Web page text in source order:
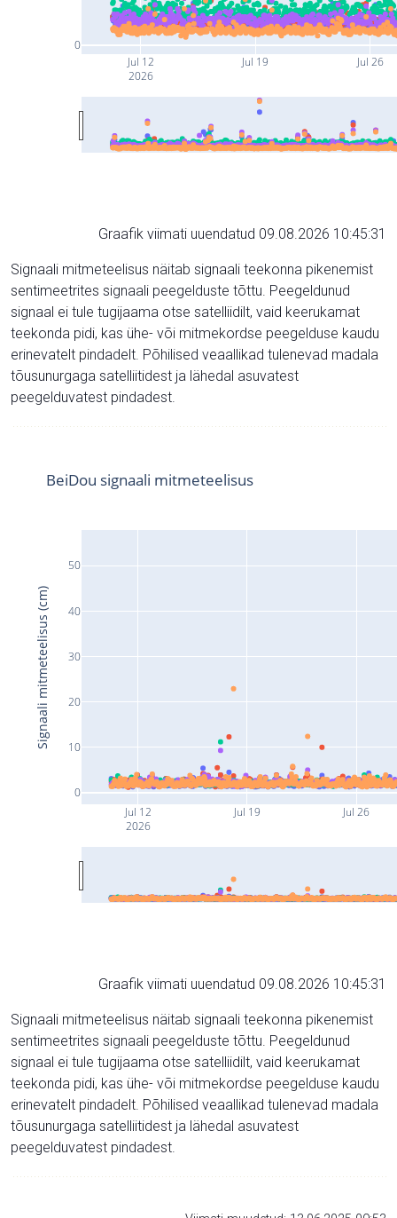
Jul 12
2026
Jul 19 Jul 26
0
Graafik viimati uuendatud 09.08.2026 10:45:31
Signaali mitmeteelisus näitab signaali teekonna pikenemist
sentimeetrites signaali peegelduste tõttu. Peegeldunud
signaal ei tule tugijaama otse satelliidilt, vaid keerukamat
teekonda pidi, kas ühe- või mitmekordse peegelduse kaudu
erinevatelt pindadelt. Põhilised veaallikad tulenevad madala
tõusunurgaga satelliitidest ja lähedal asuvatest
peegelduvatest pindadest.
Jul 12
2026
Jul 19 Jul 26
0
10
20
30
40
50
BeiDou signaali mitmeteelisus
Signaali mitmeteelisus (cm)
Graafik viimati uuendatud 09.08.2026 10:45:31
Signaali mitmeteelisus näitab signaali teekonna pikenemist
sentimeetrites signaali peegelduste tõttu. Peegeldunud
signaal ei tule tugijaama otse satelliidilt, vaid keerukamat
teekonda pidi, kas ühe- või mitmekordse peegelduse kaudu
erinevatelt pindadelt. Põhilised veaallikad tulenevad madala
tõusunurgaga satelliitidest ja lähedal asuvatest
peegelduvatest pindadest.